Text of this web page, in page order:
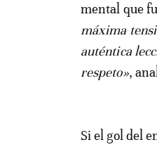
mental que
máxima
auténtica
respeto»,
Si el gol del